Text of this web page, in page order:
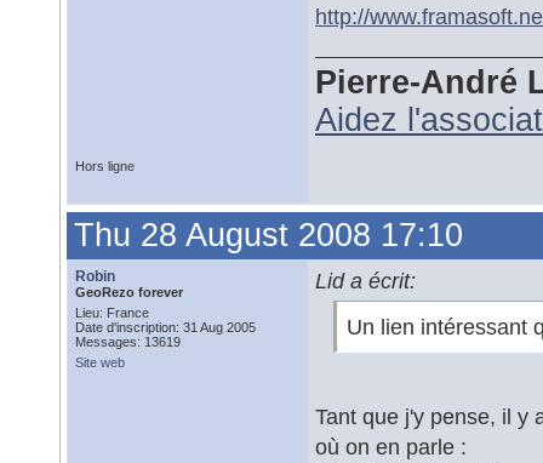
http://
Pierre-André
Aidez
Hors ligne
Thu 28 August 2008 17:10
Robin
GeoRezo forever
Lieu: France
Date d'inscription: 31 Aug 2005
Messages: 13619
Site web
Lid a écrit:
Un lien intéressant
Tant que j'y pense, il y
où on en parle :